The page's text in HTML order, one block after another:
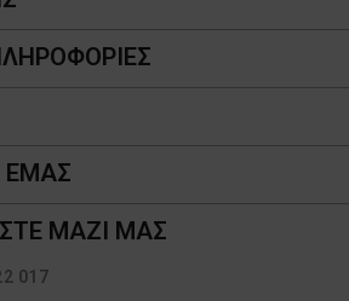
ΕΜΑΣ
ΜΑΖΊ ΜΑΣ
017